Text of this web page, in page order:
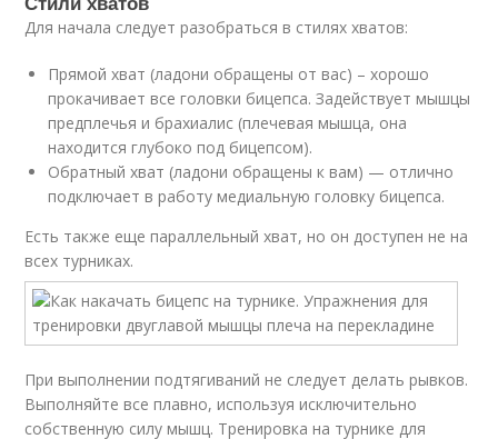
Для начала следует разобраться в стилях хватов:
Прямой хват (ладони обращены от вас) – хорошо
прокачивает все головки бицепса. Задействует мышцы
предплечья и брахиалис (плечевая мышца, она
находится глубоко под бицепсом).
Обратный хват (ладони обращены к вам) — отлично
подключает в работу медиальную головку бицепса.
Есть также еще параллельный хват, но он доступен не на
всех турниках.
При выполнении подтягиваний не следует делать рывков.
Выполняйте все плавно, используя исключительно
собственную силу мышц. Тренировка на турнике для